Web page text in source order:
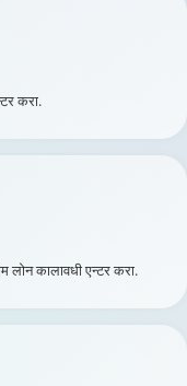
करा.
लोन कालावधी एन्टर करा.